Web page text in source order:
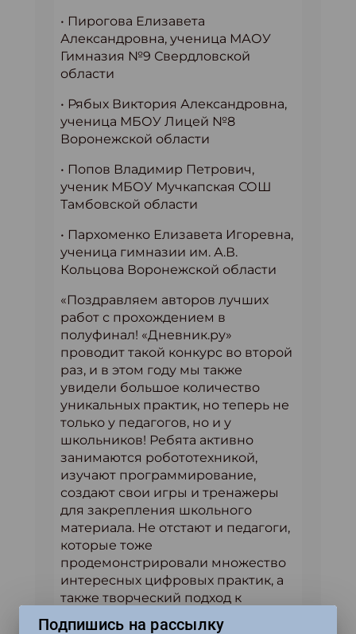
• Пирогова Елизавета
Александровна, ученица МАОУ
Гимназия №9 Свердловской
области
• Рябых Виктория Александровна,
ученица МБОУ Лицей №8
Воронежской области
• Попов Владимир Петрович,
ученик МБОУ Мучкапская СОШ
Тамбовской области
• Пархоменко Елизавета Игоревна,
ученица гимназии им. А.В.
Кольцова Воронежской области
«Поздравляем авторов лучших
работ с прохождением в
полуфинал! «Дневник.ру»
проводит такой конкурс во второй
раз, и в этом году мы также
увидели большое количество
уникальных практик, но теперь не
только у педагогов, но и у
школьников! Ребята активно
занимаются робототехникой,
изучают программирование,
создают свои игры и тренажеры
для закрепления школьного
материала. Не отстают и педагоги,
которые тоже
продемонстрировали множество
интересных цифровых практик, а
также творческий подход к
Подпишись на рассылку